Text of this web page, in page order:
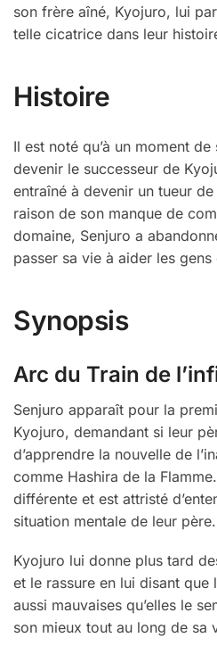
son frère aîné, Kyojuro, lui
telle cicatrice dans leur
Histoire
Il est noté qu’à un moment
devenir le successeur de
entraîné à devenir un tueur
raison de son manque de
domaine, Senjuro a
passer sa vie à aider les gens
Synopsis
Arc du Train de
Senjuro apparaît pour la
Kyojuro, demandant si leur
d’apprendre la nouvelle de
comme Hashira de la
différente et est attristé
situation mentale de leur père.
Kyojuro lui donne plus tard
et le rassure en lui disant que
aussi mauvaises qu’elles le
son mieux tout au long de sa